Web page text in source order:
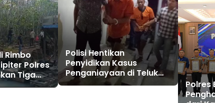
Rimbo
Polres
Tiga
dengan
Polisi Hentikan
Penyidikan Kasus
Penganiayaan di Teluk
Langkap Tebo Lewat
Polres